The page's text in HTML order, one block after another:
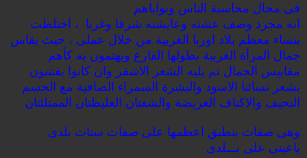
فى مجال محاسبة الناس ونواياهم
انه مجرد وصف عشته وعايشته شرقا وغربا ، اختلطت
بنساء معظم بلاد اوربا الغربية من خلال عملى ، حيث يقاس
جمال المرأة الغربية بطولها الفارع ويهتمون به كأهم
مقاييس الجمال ثم يليه الشعر الاشقر وان كانوا يفتتنون
بشعر نسائتا الاسود والبشرة السمراء الصافية مع الجسم
النحيف والاكتاف العريضة والشفتان الغليظتان الممتلئتان
وهى صفات ينطبق اعظمها على صفات ستات بلدى
ياعينى على بـــلدى